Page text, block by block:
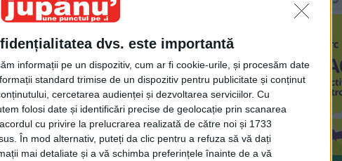
dvs. este importantă
informații pe un dispozitiv, cum ar fi cookie-urile, și procesăm date
standard trimise de un dispozitiv pentru publicitate și conținut
cercetarea audienței și dezvoltarea serviciilor. Cu
folosi date și identificări precise de geolocație prin scanarea
cu privire la prelucrarea realizată de către noi și 1733
În mod alternativ, puteți da clic pentru a refuza să vă dați
mai detaliate și a vă schimba preferințele înainte de a vă